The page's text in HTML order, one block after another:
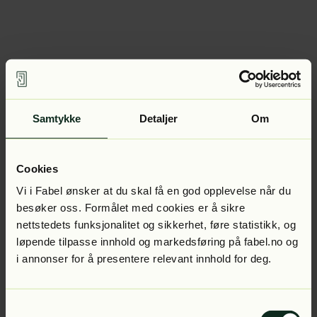
Samtykke Detaljer Om
Cookies
Vi i Fabel ønsker at du skal få en god opplevelse når du
besøker oss. Formålet med cookies er å sikre
nettstedets funksjonalitet og sikkerhet, føre statistikk, og
løpende tilpasse innhold og markedsføring på fabel.no og
i annonser for å presentere relevant innhold for deg.